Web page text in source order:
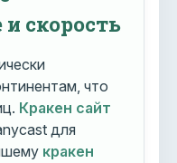
скорость
что
Кракен сайт
для
кракен